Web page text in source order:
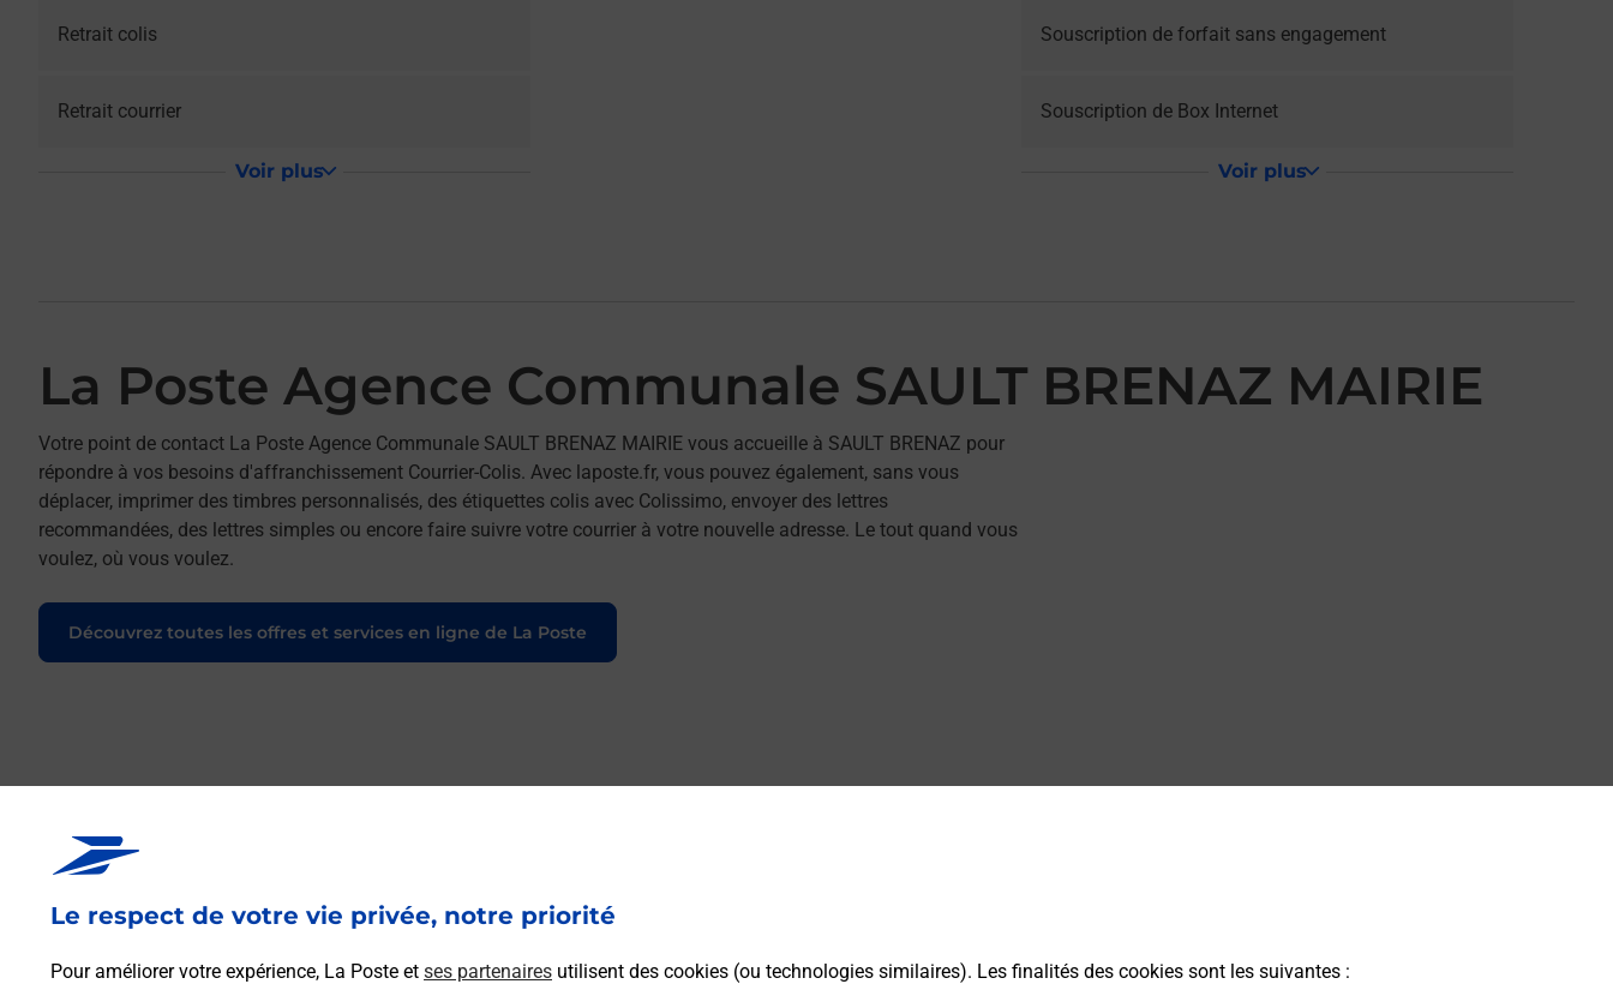
Le respect de votre vie privée, notre priorité
Pour améliorer votre expérience, La Poste et ses partenaires utilisent des cookies (ou technologies similaires). Les finalités des cookies sont les suivantes :
Retrait colis
Retrait courrier
Voir plus
Souscription de forfait sans engagement
Souscription de Box Internet
Voir plus
La Poste Agence Communale SAULT BRENAZ MAIRIE
Votre point de contact La Poste Agence Communale SAULT BRENAZ MAIRIE vous accueille à SAULT BRENAZ pour
répondre à vos besoins d'affranchissement Courrier-Colis. Avec laposte.fr, vous pouvez également, sans vous
déplacer, imprimer des timbres personnalisés, des étiquettes colis avec Colissimo, envoyer des lettres
recommandées, des lettres simples ou encore faire suivre votre courrier à votre nouvelle adresse. Le tout quand vous
voulez, où vous voulez.
Découvrez toutes les offres et services en ligne de La Poste